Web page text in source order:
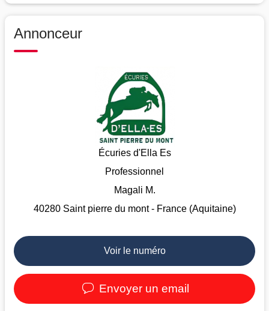
Annonceur
Écuries d'Ella Es
Professionnel
Magali M.
40280 Saint pierre du mont - France (Aquitaine)
Voir le numéro
Envoyer un email